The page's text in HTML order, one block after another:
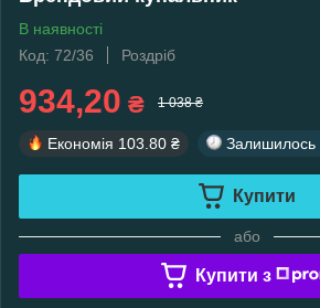
В наявності
Код: 72/36
Роздріб
934,20 ₴ 1 038 ₴
Економія 103.80 ₴ Залишилось
Купити
або
Купити з